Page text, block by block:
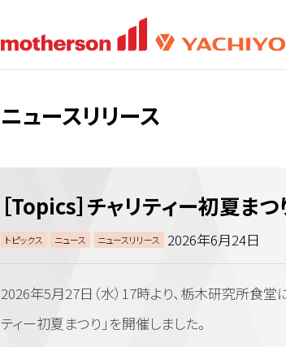
ニュースリリース
［Topics］チャリティー初夏ま
トピックス ニュース ニュースリリース 2026年6月24日
2026年5月27日（水）17時より、栃木研究所食堂
ティー初夏まつり」を開催しました。